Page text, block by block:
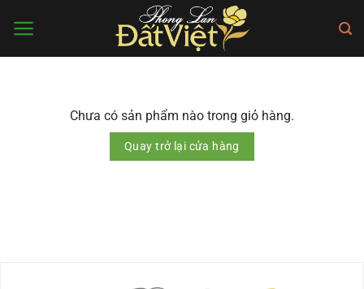
qua
Chưa có sản phẩm nào trong giỏ hàng.
Quay trở lại cửa hàng